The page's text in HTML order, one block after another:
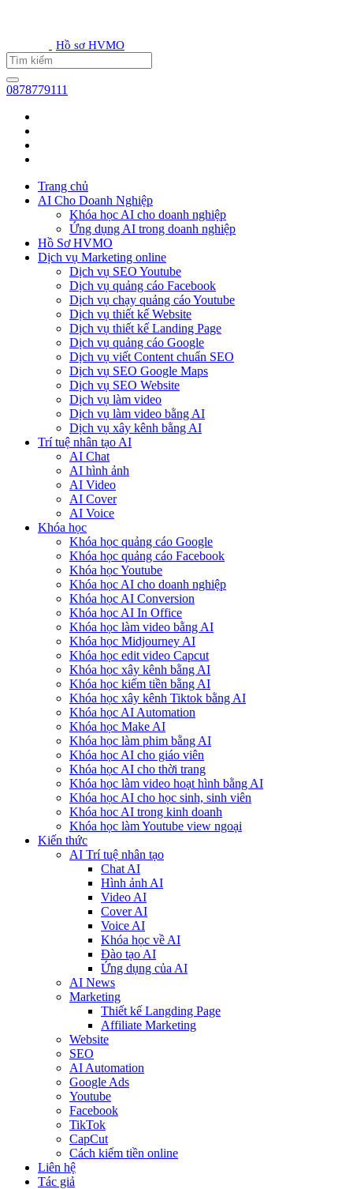
Hồ sơ HVMO
0878779111
Trang chủ
AI Cho Doanh Nghiệp
Khóa học AI cho doanh nghiệp
Ứng dụng AI trong doanh nghiệp
Hồ Sơ HVMO
Dịch vụ Marketing online
Dịch vụ SEO Youtube
Dịch vụ quảng cáo Facebook
Dịch vụ chạy quảng cáo Youtube
Dịch vụ thiết kế Website
Dịch vụ thiết kế Landing Page
Dịch vụ quảng cáo Google
Dịch vụ viết Content chuẩn SEO
Dịch vụ SEO Google Maps
Dịch vụ SEO Website
Dịch vụ làm video
Dịch vụ làm video bằng AI
Dịch vụ xây kênh bằng AI
Trí tuệ nhân tạo AI
AI Chat
AI hình ảnh
AI Video
AI Cover
AI Voice
Khóa học
Khóa học quảng cáo Google
Khóa học quảng cáo Facebook
Khóa học Youtube
Khóa học AI cho doanh nghiệp
Khóa học AI Conversion
Khóa học AI In Office
Khóa học làm video bằng AI
Khóa học Midjourney AI
Khóa học edit video Capcut
Khóa học xây kênh bằng AI
Khóa học kiếm tiền bằng AI
Khóa học xây kênh Tiktok bằng AI
Khóa học AI Automation
Khóa học Make AI
Khóa học làm phim bằng AI
Khóa học AI cho giáo viên
Khóa học AI cho thời trang
Khóa học làm video hoạt hình bằng AI
Khóa học AI cho học sinh, sinh viên
Khóa hoc AI trong kinh doanh
Khóa học làm Youtube view ngoại
Kiến thức
AI Trí tuệ nhân tạo
Chat AI
Hình ảnh AI
Video AI
Cover AI
Voice AI
Khóa học về AI
Đào tạo AI
Ứng dụng của AI
AI News
Marketing
Thiết kế Langding Page
Affiliate Marketing
Website
SEO
AI Automation
Google Ads
Youtube
Facebook
TikTok
CapCut
Cách kiếm tiền online
Liên hệ
Tác giả